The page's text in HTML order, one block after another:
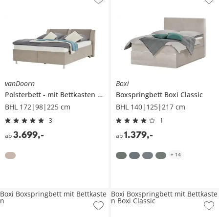
vanDoorn
Polsterbett
mit Bettkasten
Talea
BHL 172|98|225 cm
3
ab3.699,-
Boxi
Boxspringbett Boxi Classic
BHL 140|125|217 cm
1
ab 1.379,-
+ 14
Boxi Boxspringbett mit Bettkaste
n
Boxi Boxspringbett mit Bettkaste
n Boxi Classic